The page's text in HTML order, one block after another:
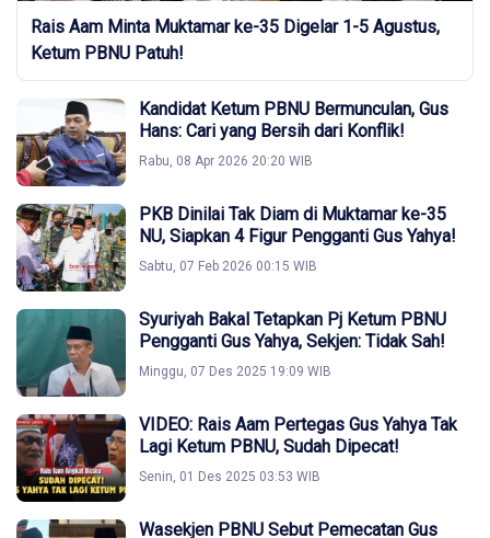
Rais Aam Minta Muktamar ke-35 Digelar 1-5 Agustus,
Ketum PBNU Patuh!
Kandidat Ketum PBNU Bermunculan, Gus
Hans: Cari yang Bersih dari Konflik!
Rabu, 08 Apr 2026 20:20 WIB
PKB Dinilai Tak Diam di Muktamar ke-35
NU, Siapkan 4 Figur Pengganti Gus Yahya!
Sabtu, 07 Feb 2026 00:15 WIB
Syuriyah Bakal Tetapkan Pj Ketum PBNU
Pengganti Gus Yahya, Sekjen: Tidak Sah!
Minggu, 07 Des 2025 19:09 WIB
VIDEO: Rais Aam Pertegas Gus Yahya Tak
Lagi Ketum PBNU, Sudah Dipecat!
Senin, 01 Des 2025 03:53 WIB
Wasekjen PBNU Sebut Pemecatan Gus